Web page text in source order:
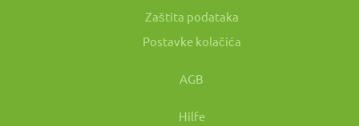
Zaštita podataka
Postavke kolačića
AGB
Hilfe